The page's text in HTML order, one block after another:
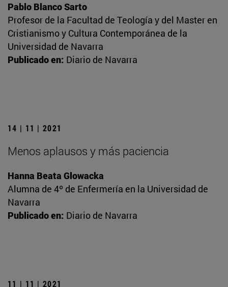
Pablo Blanco Sarto
Profesor de la Facultad de Teología y del Master en
Cristianismo y Cultura Contemporánea de la
Universidad de Navarra
Publicado en: Diario de Navarra
14 | 11 | 2021
Menos aplausos y más paciencia
Hanna Beata Glowacka
Alumna de 4º de Enfermería en la Universidad de
Navarra
Publicado en: Diario de Navarra
11 | 11 | 2021